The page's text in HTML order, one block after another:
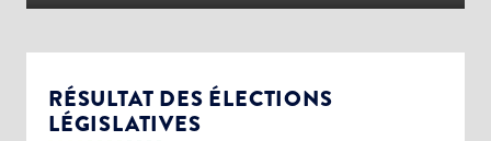
RÉSULTAT DES ÉLECTIONS
LÉGISLATIVES